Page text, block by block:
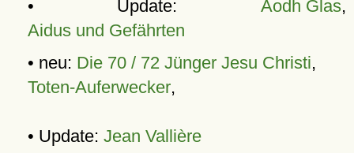
• Update: Aodh Glas,
Aidus und Gefährten
• neu: Die 70 / 72 Jünger Jesu Christi,
Toten-Auferwecker,
• Update: Jean Vallière